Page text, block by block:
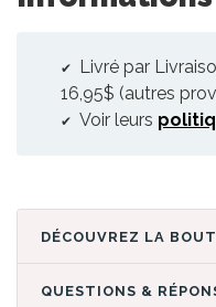
Livré par
16,95$ (autres
Voir leurs
QUESTIONS &